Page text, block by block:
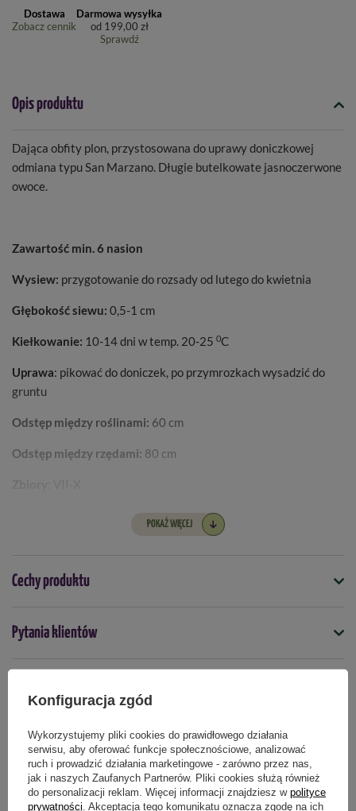
Dostawa
Zobacz cennik
Darmowa wysyłka
od 199,00 zł
Sprawdź
Opis produktu
Dająca obfity plon, przystosowana do uprawy doniczkowej
odmiana typu San Marzano. Długie butelkowate jasnoczerwone
owoce.
Zawartość min. 6 nasion
Wysiew: przygotowanie do rozsady od lutego do kwietnia
Głębokość siewu: 0,5-1 cm
Kiełkowanie: 10-14 dni w temp. 20-25 0C
Uprawa: pikować do doniczek, po przymrozkach wysadzić do
gruntu
Odstęp między roślinami: 60 cm
Odstęp między rzędami: 80 cm
słoneczne
Wysokość rośliny:
Zimotrwałość:nie
Odmiana F1:tak
POKAŻ WIĘCEJ
Cechy produktu
Symbol
4000159082816
Nasiona na taśmie
nie dotyczy
Termin wysiewu
luty marzec kwiecień
Pytania klientów
Produkty powiązane
Konfiguracja zgód
Wykorzystujemy pliki cookies do prawidłowego działania
serwisu, aby oferować funkcje społecznościowe, analizować
ruch i prowadzić działania marketingowe - zarówno przez nas,
jak i naszych Zaufanych Partnerów. Pliki cookies służą również
do personalizacji reklam. Więcej informacji znajdziesz w polityce
prywatności . Akceptacja tego komunikatu oznacza zgodę na ich